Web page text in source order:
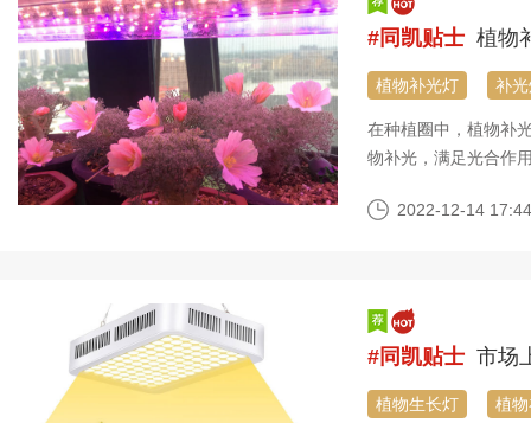
#同凯贴士 植物
植物补光灯 补
在种植圈中，植物补
物补光，满足光合作
2022-12-14
#同凯贴士 市场
植物生长灯 植